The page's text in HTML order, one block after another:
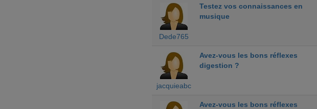
Dede765
Testez vos connaissances en
musique
jacquieabc
Avez-vous les bons réflexes
digestion ?
Avez-vous les bons réflexes